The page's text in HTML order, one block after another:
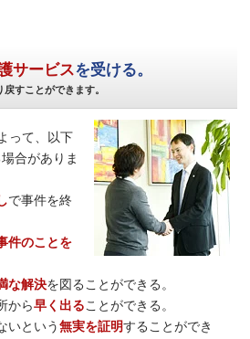
サービスを受ける。
戻すことができます。
って、以下
合がありま
で事件を終
件のことを
な解決を図ることができる。
から早く出ることができる。
いという無実を証明することができ